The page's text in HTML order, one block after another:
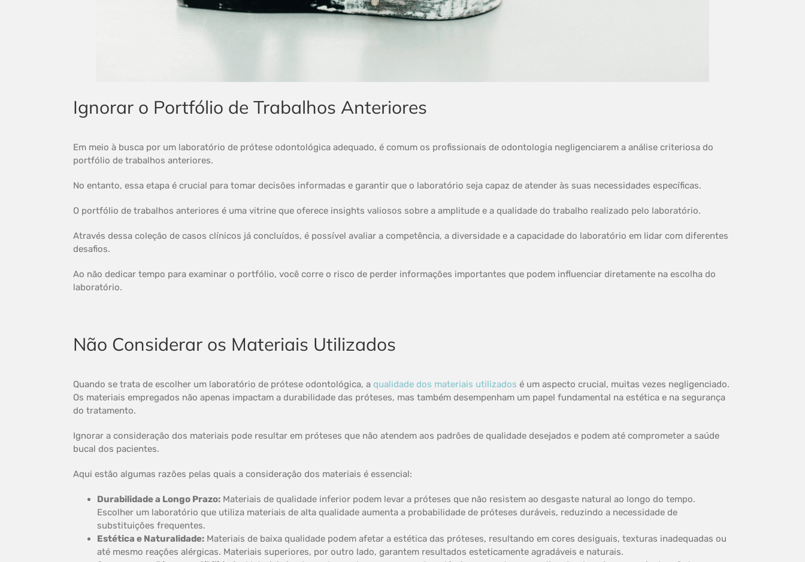
Ignorar o Portfólio de Trabalhos Anteriores
Em meio à busca por um laboratório de prótese odontológica adequado, é comum os profissionais de odontologia negligenciarem a análise criteriosa do
portfólio de trabalhos anteriores.
No entanto, essa etapa é crucial para tomar decisões informadas e garantir que o laboratório seja capaz de atender às suas necessidades específicas.
O portfólio de trabalhos anteriores é uma vitrine que oferece insights valiosos sobre a amplitude e a qualidade do trabalho realizado pelo laboratório.
Através dessa coleção de casos clínicos já concluídos, é possível avaliar a competência, a diversidade e a capacidade do laboratório em lidar com diferentes
desafios.
Ao não dedicar tempo para examinar o portfólio, você corre o risco de perder informações importantes que podem influenciar diretamente na escolha do
laboratório.
Não Considerar os Materiais Utilizados
Quando se trata de escolher um laboratório de prótese odontológica, a qualidade dos materiais utilizados é um aspecto crucial, muitas vezes negligenciado.
Os materiais empregados não apenas impactam a durabilidade das próteses, mas também desempenham um papel fundamental na estética e na segurança
do tratamento.
Ignorar a consideração dos materiais pode resultar em próteses que não atendem aos padrões de qualidade desejados e podem até comprometer a saúde
bucal dos pacientes.
Aqui estão algumas razões pelas quais a consideração dos materiais é essencial:
Durabilidade a Longo Prazo: Materiais de qualidade inferior podem levar a próteses que não resistem ao desgaste natural ao longo do tempo.
Escolher um laboratório que utiliza materiais de alta qualidade aumenta a probabilidade de próteses duráveis, reduzindo a necessidade de
substituições frequentes.
Estética e Naturalidade: Materiais de baixa qualidade podem afetar a estética das próteses, resultando em cores desiguais, texturas inadequadas ou
até mesmo reações alérgicas. Materiais superiores, por outro lado, garantem resultados esteticamente agradáveis e naturais.